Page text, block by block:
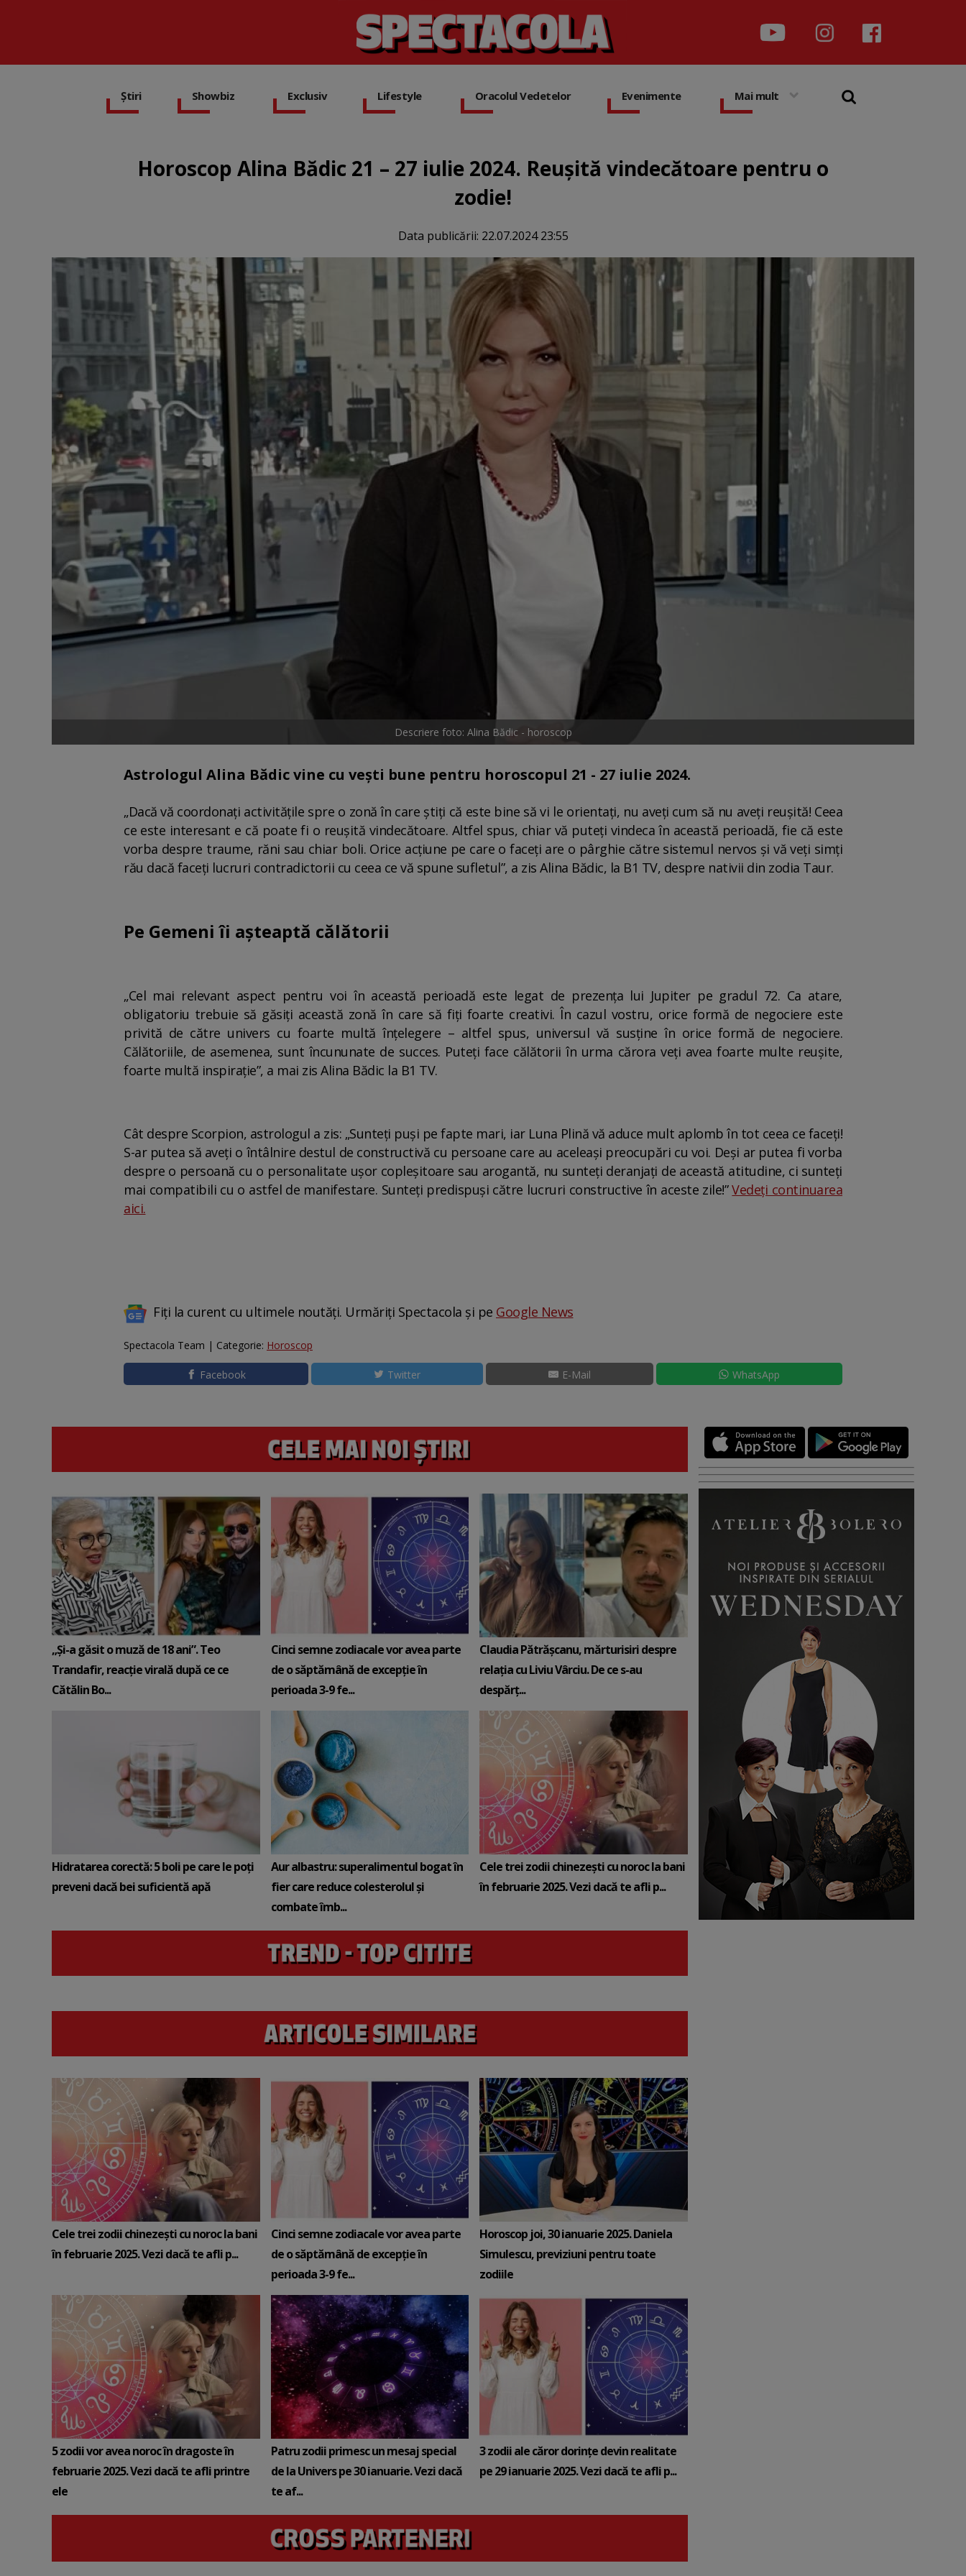
Știri Showbiz Exclusiv Lifestyle Oracolul Vedetelor Evenimente Mai mult
Horoscop Alina Bădic 21 – 27 iulie 2024. Reușită vindecătoare pentru o
zodie!
Data publicării: 22.07.2024 23:55
Descriere foto: Alina Bădic - horoscop
Astrologul Alina Bădic vine cu vești bune pentru horoscopul 21 - 27 iulie 2024.
„Dacă vă coordonați activitățile spre o zonă în care știți că este bine să vi le orientați, nu aveți cum să nu aveți reușită! Ceea
ce este interesant e că poate fi o reușită vindecătoare. Altfel spus, chiar vă puteți vindeca în această perioadă, fie că este
vorba despre traume, răni sau chiar boli. Orice acțiune pe care o faceți are o pârghie către sistemul nervos și vă veți simți
rău dacă faceți lucruri contradictorii cu ceea ce vă spune sufletul”, a zis Alina Bădic, la B1 TV, despre nativii din zodia Taur.
Pe Gemeni îi așteaptă călătorii
„Cel mai relevant aspect pentru voi în această perioadă este legat de prezența lui Jupiter pe gradul 72. Ca atare,
obligatoriu trebuie să găsiți această zonă în care să fiți foarte creativi. În cazul vostru, orice formă de negociere este
privită de către univers cu foarte multă înțelegere – altfel spus, universul vă susține în orice formă de negociere.
Călătoriile, de asemenea, sunt încununate de succes. Puteți face călătorii în urma cărora veți avea foarte multe reușite,
foarte multă inspirație”, a mai zis Alina Bădic la B1 TV.
Cât despre Scorpion, astrologul a zis: „Sunteți puși pe fapte mari, iar Luna Plină vă aduce mult aplomb în tot ceea ce faceți!
S-ar putea să aveți o întâlnire destul de constructivă cu persoane care au aceleași preocupări cu voi. Deși ar putea fi vorba
despre o persoană cu o personalitate ușor copleșitoare sau arogantă, nu sunteți deranjați de această atitudine, ci sunteți
mai compatibili cu o astfel de manifestare. Sunteți predispuși către lucruri constructive în aceste zile!”Vedeți continuarea
aici.
Fiți la curent cu ultimele noutăți. Urmăriți Spectacola și pe Google News
Spectacola Team | Categorie: Horoscop
Facebook Twitter E-Mail WhatsApp
„Și-a găsit o muză de 18 ani”. Teo
Trandafir, reacție virală după ce ce
Cătălin Bo...
Cinci semne zodiacale vor avea parte
de o săptămână de excepție în
perioada 3-9 fe...
Claudia Pătrășcanu, mărturisiri despre
relația cu Liviu Vârciu. De ce s-au
despărț...
Hidratarea corectă: 5 boli pe care le poți
preveni dacă bei suficientă apă
Aur albastru: superalimentul bogat în
fier care reduce colesterolul și
combate îmb...
Cele trei zodii chinezești cu noroc la bani
în februarie 2025. Vezi dacă te afli p...
Cele trei zodii chinezești cu noroc la bani
în februarie 2025. Vezi dacă te afli p...
Cinci semne zodiacale vor avea parte
de o săptămână de excepție în
perioada 3-9 fe...
Horoscop joi, 30 ianuarie 2025. Daniela
Simulescu, previziuni pentru toate
zodiile
5 zodii vor avea noroc în dragoste în
februarie 2025. Vezi dacă te afli printre
ele
Patru zodii primesc un mesaj special
de la Univers pe 30 ianuarie. Vezi dacă
te af...
3 zodii ale căror dorințe devin realitate
pe 29 ianuarie 2025. Vezi dacă te afli p...